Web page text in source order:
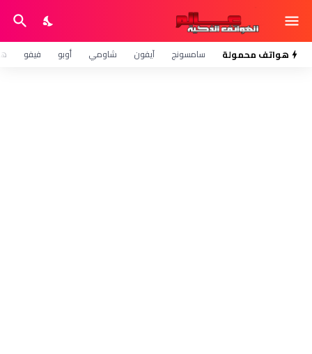
هواتف محمولة سامسونج آيفون شاومي أوبو فيفو